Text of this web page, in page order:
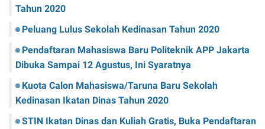
Tahun 2020
Peluang Lulus Sekolah Kedinasan Tahun 2020
Pendaftaran Mahasiswa Baru Politeknik APP Jakarta
Dibuka Sampai 12 Agustus, Ini Syaratnya
Kuota Calon Mahasiswa/Taruna Baru Sekolah
Kedinasan Ikatan Dinas Tahun 2020
STIN Ikatan Dinas dan Kuliah Gratis, Buka Pendaftaran